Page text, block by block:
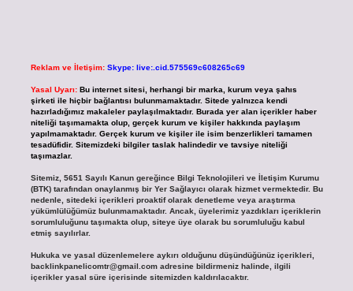
Reklam ve İletişim: Skype: live:.cid.575569c608265c69
Yasal Uyarı: Bu internet sitesi, herhangi bir marka, kurum veya şahıs
şirketi ile hiçbir bağlantısı bulunmamaktadır. Sitede yalnızca kendi
hazırladığımız makaleler paylaşılmaktadır. Burada yer alan içerikler haber
niteliği taşımamakta olup, gerçek kurum ve kişiler hakkında paylaşım
yapılmamaktadır. Gerçek kurum ve kişiler ile isim benzerlikleri tamamen
tesadüfidir. Sitemizdeki bilgiler taslak halindedir ve tavsiye niteliği
taşımazlar.
Sitemiz, 5651 Sayılı Kanun gereğince Bilgi Teknolojileri ve İletişim Kurumu
(BTK) tarafından onaylanmış bir Yer Sağlayıcı olarak hizmet vermektedir. Bu
nedenle, sitedeki içerikleri proaktif olarak denetleme veya araştırma
yükümlülüğümüz bulunmamaktadır. Ancak, üyelerimiz yazdıkları içeriklerin
sorumluluğunu taşımakta olup, siteye üye olarak bu sorumluluğu kabul
etmiş sayılırlar.
Hukuka ve yasal düzenlemelere aykırı olduğunu düşündüğünüz içerikleri,
backlinkpanelicomtr@gmail.comadresine bildirmeniz halinde, ilgili
içerikler yasal süre içerisinde sitemizden kaldırılacaktır.